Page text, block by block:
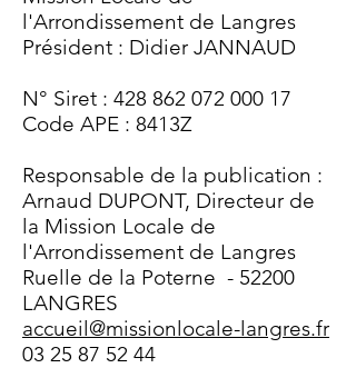
l'Arrondissement de Langres
Président : Didier JANNAUD
N° Siret : 428 862 072 000 17
Code APE : 8413Z
Responsable de la publication :
Arnaud DUPONT, Directeur de
la Mission Locale de
l'Arrondissement de Langres
Ruelle de la Poterne - 52200
LANGRES
accueil@missionlocale-langres.fr
03 25 87 52 44